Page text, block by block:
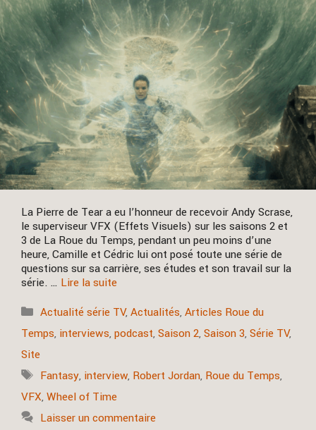
La Pierre de Tear a eu l’honneur de recevoir Andy Scrase,
le superviseur VFX (Effets Visuels) sur les saisons 2 et
3 de La Roue du Temps, pendant un peu moins d’une
heure, Camille et Cédric lui ont posé toute une série de
questions sur sa carrière, ses études et son travail sur la
série. … Lire la suite
Catégories
Actualité série TV,Actualités,Articles Roue du
Temps, interviews, podcast, Saison 2, Saison 3, Série TV,
Site
Étiquettes
Fantasy, interview, Robert Jordan, Roue du Temps,
VFX, Wheel of Time
Laisser un commentaire